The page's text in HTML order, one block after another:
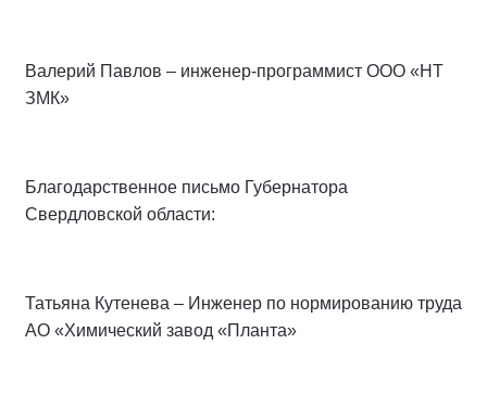
Валерий Павлов – инженер-программист ООО «НТ
ЗМК»
Благодарственное письмо Губернатора
Свердловской области:
Татьяна Кутенева – Инженер по нормированию труда
АО «Химический завод «Планта»